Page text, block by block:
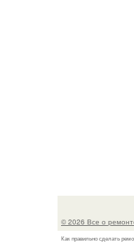
© 2026 Все о
Как правильно сделать